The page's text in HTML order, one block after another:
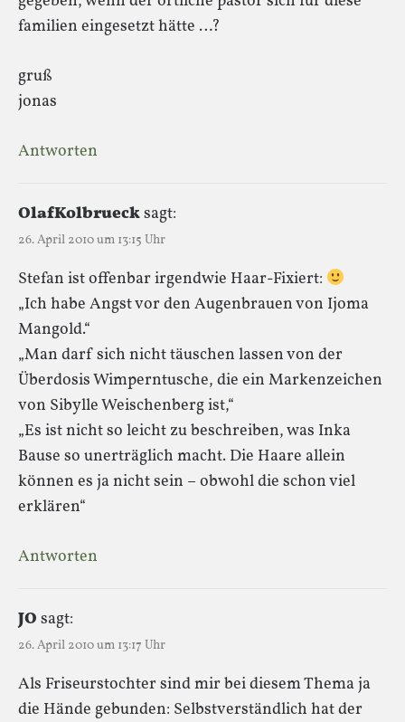
familien eingesetzt hätte …?
gruß
jonas
Antworten
OlafKolbruecksagt:
26. April 2010 um 13:15 Uhr
Stefan ist offenbar irgendwie Haar-Fixiert:
„Ich habe Angst vor den Augenbrauen von Ijoma
Mangold.“
„Man darf sich nicht täuschen lassen von der
Überdosis Wimperntusche, die ein Markenzeichen
von Sibylle Weischenberg ist,“
„Es ist nicht so leicht zu beschreiben, was Inka
Bause so unerträglich macht. Die Haare allein
können es ja nicht sein – obwohl die schon viel
erklären“
Antworten
JO sagt:
26. April 2010 um 13:17 Uhr
Als Friseurstochter sind mir bei diesem Thema ja
die Hände gebunden: Selbstverständlich hat der